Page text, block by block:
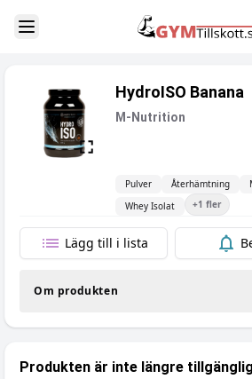
Toggle Sidebar
HydroISO Banana
M-Nutrition
Pulver Återhämtning
Whey Isolat
+1 fler
Lägg till i lista
Om produkten
Produkten är inte längre tillgänglig